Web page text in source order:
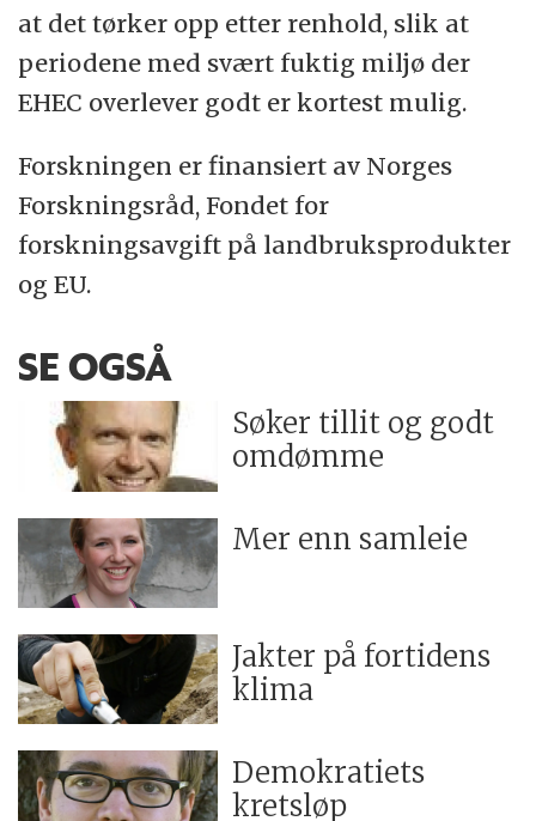
at det tørker opp etter renhold, slik at
periodene med svært fuktig miljø der
EHEC overlever godt er kortest mulig.
Forskningen er finansiert av Norges
Forskningsråd, Fondet for
forskningsavgift på landbruksprodukter
og EU.
SE OGSÅ
Søker tillit og godt
omdømme
Mer enn samleie
Jakter på fortidens
klima
Demokratiets
kretsløp